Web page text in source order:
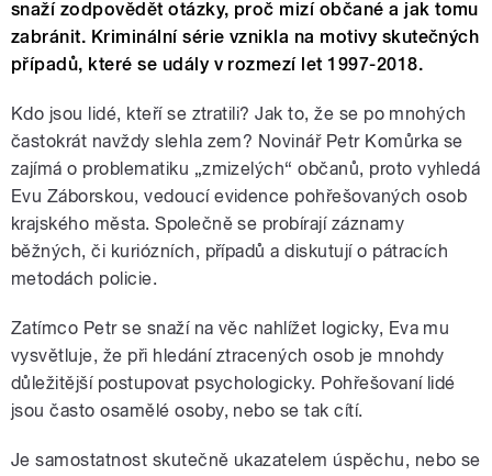
snaží zodpovědět otázky, proč mizí občané a jak tomu
zabránit. Kriminální série vznikla na motivy skutečných
případů, které se udály v rozmezí let 1997-2018.
Kdo jsou lidé, kteří se ztratili? Jak to, že se po mnohých
častokrát navždy slehla zem? Novinář Petr Komůrka se
zajímá o problematiku „zmizelých“ občanů, proto vyhledá
Evu Záborskou, vedoucí evidence pohřešovaných osob
krajského města. Společně se probírají záznamy
běžných, či kuriózních, případů a diskutují o pátracích
metodách policie.
Zatímco Petr se snaží na věc nahlížet logicky, Eva mu
vysvětluje, že při hledání ztracených osob je mnohdy
důležitější postupovat psychologicky. Pohřešovaní lidé
jsou často osamělé osoby, nebo se tak cítí.
Je samostatnost skutečně ukazatelem úspěchu, nebo se